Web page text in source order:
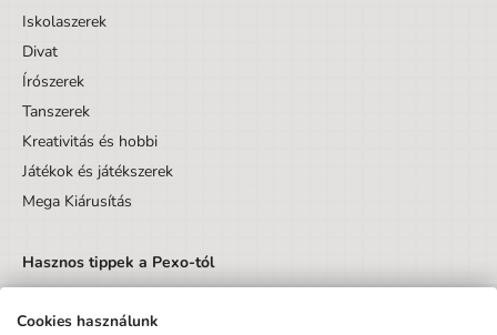
Iskolaszerek
Divat
Írószerek
Tanszerek
Kreativitás és hobbi
Játékok és játékszerek
Mega Kiárusítás
Hasznos tippek a Pexo-tól
Cookies használunk